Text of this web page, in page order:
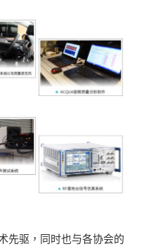
先驱，同时也与各协会的